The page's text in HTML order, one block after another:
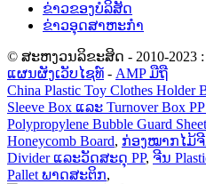
ຂ່າວຂອງບໍລິສັດ
ຂ່າວອຸດສາຫະກໍາ
© ສະຫງວນລິຂະສິດ - 2010-2023 :
ແຜນຜັງເວັບໄຊທ໌ - AMP ມືຖື
China Plastic Toy Clothes Holder
Sleeve Box ແລະ Turnover Box PP
Polypropylene Bubble Guard
Honeycomb Board, ກ່ອງໝາກໄມ້
Divider ແລະວັດສະດຸ PP, ຈີນ
Pallet ພາດສະຕິກ,